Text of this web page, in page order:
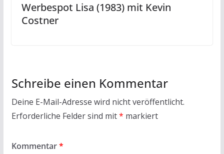
Werbespot Lisa (1983) mit Kevin
Costner
Schreibe einen Kommentar
Deine E-Mail-Adresse wird nicht veröffentlicht.
Erforderliche Felder sind mit* markiert
Kommentar*